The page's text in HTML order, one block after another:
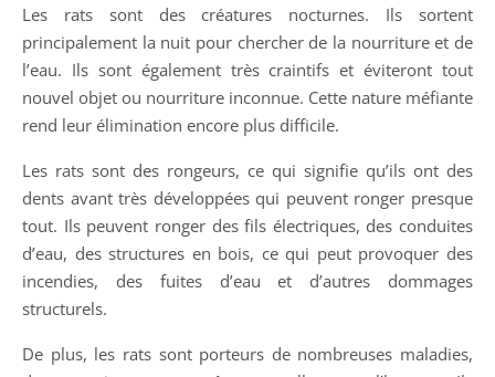
Les rats sont des créatures nocturnes. Ils sortent
principalement la nuit pour chercher de la nourriture et de
l’eau. Ils sont également très craintifs et éviteront tout
nouvel objet ou nourriture inconnue. Cette nature méfiante
rend leur élimination encore plus difficile.
Les rats sont des rongeurs, ce qui signifie qu’ils ont des
dents avant très développées qui peuvent ronger presque
tout. Ils peuvent ronger des fils électriques, des conduites
d’eau, des structures en bois, ce qui peut provoquer des
incendies, des fuites d’eau et d’autres dommages
structurels.
De plus, les rats sont porteurs de nombreuses maladies,